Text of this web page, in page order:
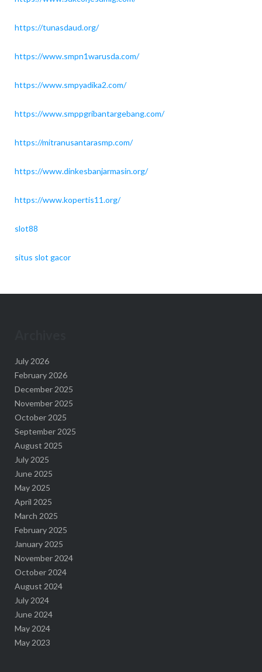
https://tunasdaud.org/
https://www.smpn1warusda.com/
https://www.smpyadika2.com/
https://www.smppgribantargebang.com/
https://mitranusantarasmp.com/
https://www.dinkesbanjarmasin.org/
https://www.kopertis11.org/
slot88
situs slot gacor
July 2026
February 2026
December 2025
November 2025
October 2025
September 2025
August 2025
July 2025
June 2025
May 2025
April 2025
March 2025
February 2025
January 2025
November 2024
October 2024
August 2024
July 2024
June 2024
May 2024
May 2023